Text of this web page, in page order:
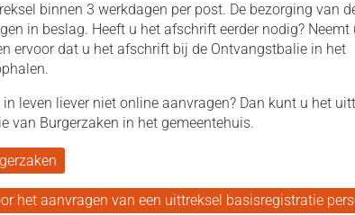
binnen 3 werkdagen per post. De bezorging van
in beslag. Heeft u het afschrift eerder nodig? Neemt
ervoor dat u het afschrift bij de Ontvangstbalie in het
leven liever niet online aanvragen? Dan kunt u het
van Burgerzaken in het gemeentehuis.
het aanvragen van een uittreksel basisregistratie